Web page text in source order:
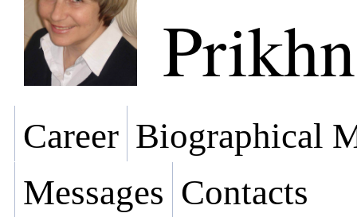
Career Biographical
Messages Contacts